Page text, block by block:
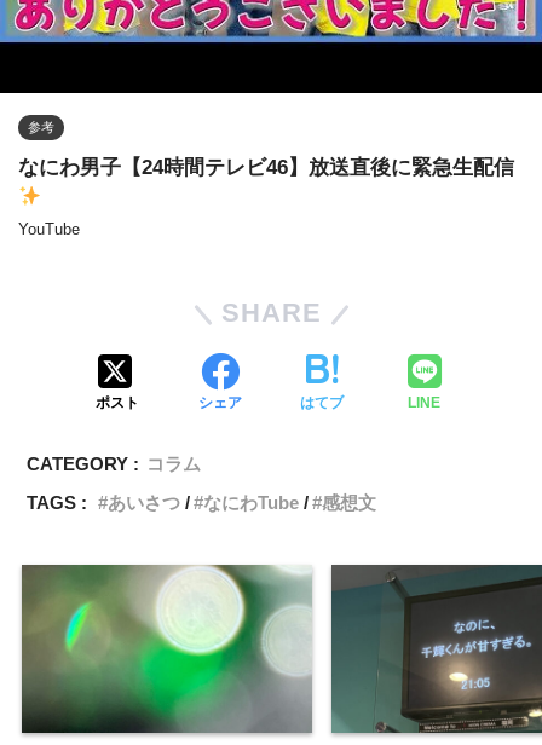
参考
なにわ男子【24時間テレビ46】放送直後に緊急生配信
YouTube
SHARE
ポスト シェア はてブ LINE
CATEGORY : コラム
TAGS :
あいさつ なにわTube 感想文